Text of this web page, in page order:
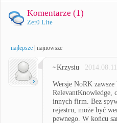
Komentarze (1)
Zer0 Lite
najlepsze najnowsze
~Krzysiu |
Wersje NoRK zawsze
RelevantKnowledge,
innych firm. Bez
rejestru, może być
pewnego. W końcu